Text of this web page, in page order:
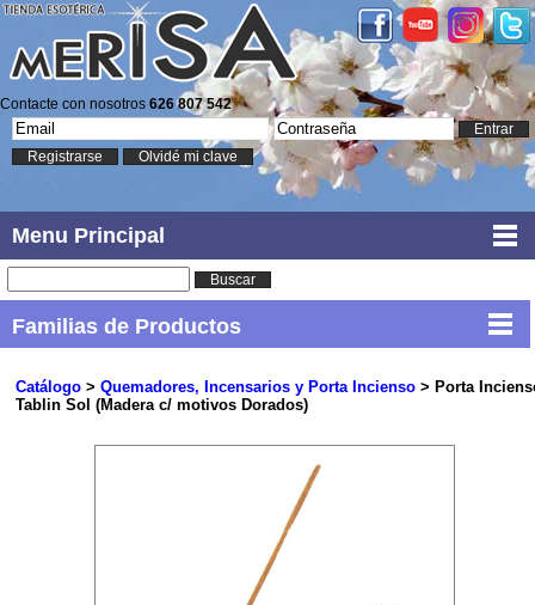
Contacte con nosotros 626 807 542
Entrar
Registrarse
Olvidé mi clave
Menu Principal
Buscar
Familias de Productos
Catálogo> Quemadores, Incensarios y Porta Incienso> Porta
Tablin Sol (Madera c/ motivos Dorados)